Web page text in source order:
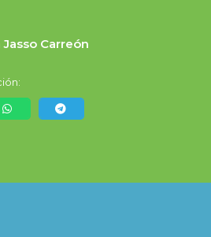
Carreón